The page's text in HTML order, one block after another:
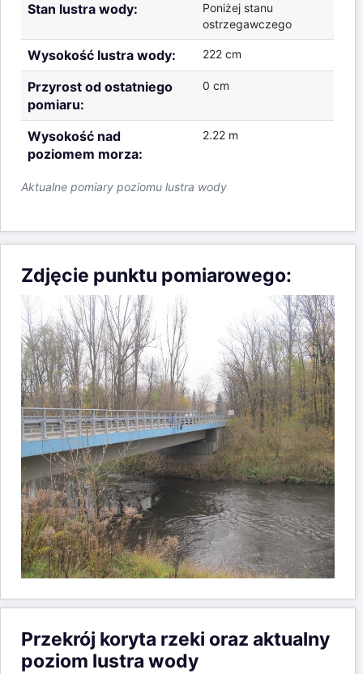
Aktualne pomiary poziomu lustra wody
Stan lustra wody:
Poniżej stanu
ostrzegawczego
Wysokość lustra wody: 222 cm
Przyrost od ostatniego
pomiaru:
0 cm
Wysokość nad
poziomem morza:
2.22 m
Zdjęcie punktu pomiarowego:
Przekrój koryta rzeki oraz aktualny
poziom lustra wody